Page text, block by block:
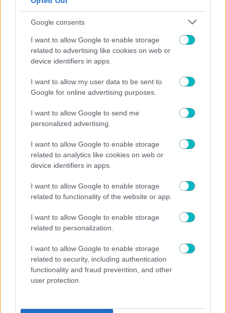
Google consents
I want to allow Google to enable storage
related to advertising like cookies on web or
device identifiers in apps.
I want to allow my user data to be sent to
Google for online advertising purposes.
I want to allow Google to send me
personalized advertising.
I want to allow Google to enable storage
related to analytics like cookies on web or
device identifiers in apps.
I want to allow Google to enable storage
related to functionality of the website or app.
I want to allow Google to enable storage
related to personalization.
I want to allow Google to enable storage
related to security, including authentication
functionality and fraud prevention, and other
user protection.
Η Άντερλεχτ ξέρανε στην Τούμπα τον ΠΑΟΚ (0-1)
06/08/2026 | 22:44:03
SUPER LEAGUE
O απολογισμός του ΟΦΗ πριν το Σούπερ Καπ: Πέντε ήττες
σε ισάριθμα φιλικά!
Γιάννης Κορομηλάς
06/08/2026 | 20:59:36
ΔΙΕΘΝΗ
06/08/2026 | 20:52:05